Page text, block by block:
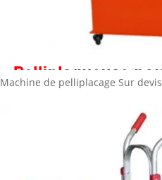
Machine de pelliplacage Sur devis